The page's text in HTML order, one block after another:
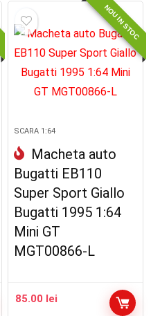
NOU IN STOC
SCARA 1:64
Macheta auto
Bugatti EB110
Super Sport Giallo
Bugatti 1995 1:64
Mini GT
MGT00866-L
85.00 lei